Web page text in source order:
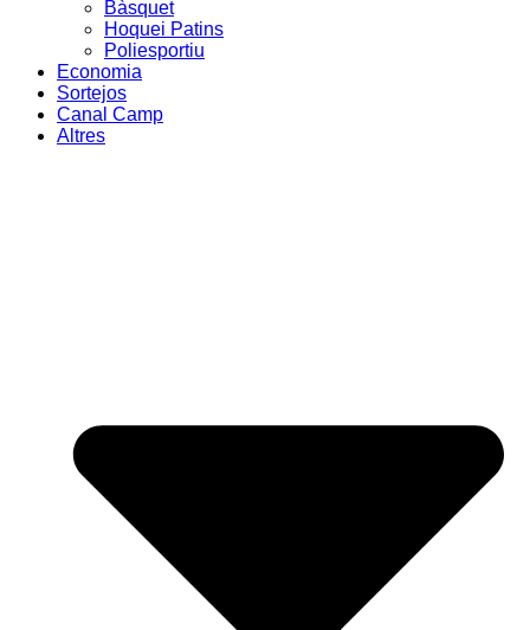
Bàsquet
Hoquei Patins
Poliesportiu
Economia
Sortejos
Canal Camp
Altres